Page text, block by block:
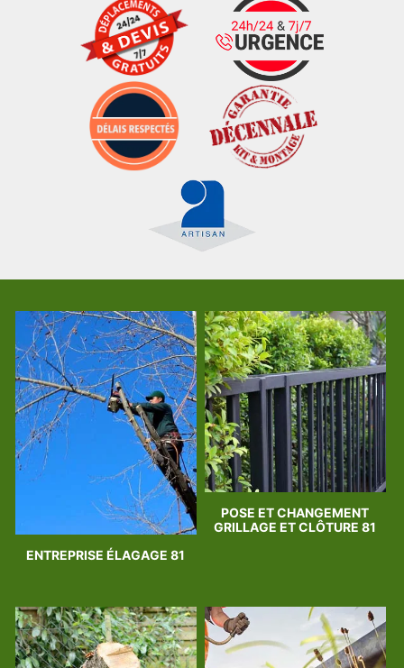
ENTREPRISE ÉLAGAGE 81
POSE ET CHANGEMENT
GRILLAGE ET CLÔTURE 81